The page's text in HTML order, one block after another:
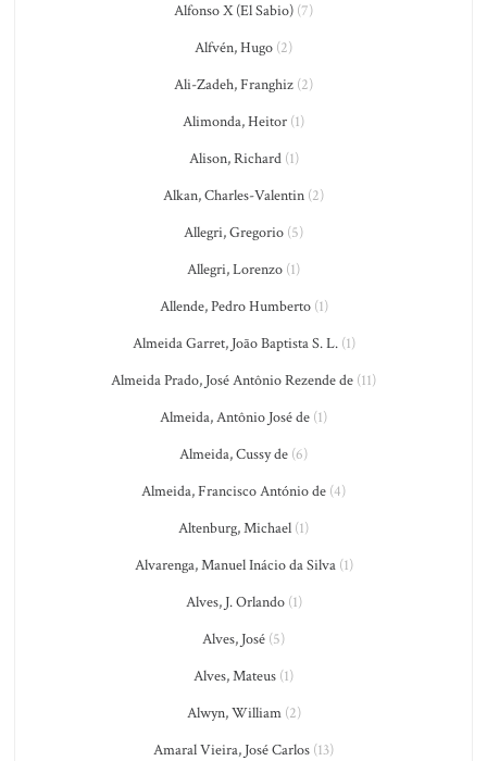
Alfonso X (El Sabio) (7)
Alfvén, Hugo (2)
Ali-Zadeh, Franghiz (2)
Alimonda, Heitor (1)
Alison, Richard(1)
Alkan, Charles-Valentin (2)
Allegri, Gregorio (5)
Allegri, Lorenzo (1)
Allende, Pedro Humberto(1)
Almeida Garret, João Baptista S. L.(1)
Almeida Prado, José Antônio Rezende de (11)
Almeida, Antônio José de (1)
Almeida, Cussy de (6)
Almeida, Francisco António de (4)
Altenburg, Michael (1)
Alvarenga, Manuel Inácio da Silva(1)
Alves, J. Orlando(1)
Alves, José (5)
Alves, Mateus (1)
Alwyn, William(2)
Amaral Vieira, José Carlos (13)